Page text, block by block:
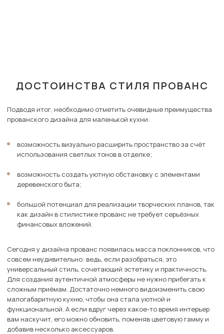
ДОСТОИНСТВА СТИЛЯ ПРОВАНС
Подводя итог, необходимо отметить очевидные преимущества
прованского дизайна для маленькой кухни:
возможность визуально расширить пространство за счёт
использования светлых тонов в отделке;
возможность создать уютную обстановку с элементами
деревенского быта;
большой потенциал для реализации творческих планов, так
как дизайн в стилистике прованс не требует серьёзных
финансовых вложений.
Сегодня у дизайна прованс появилась масса поклонников, что
совсем неудивительно: ведь, если разобраться, это
универсальный стиль, сочетающий эстетику и практичность.
Для создания аутентичной атмосферы не нужно прибегать к
сложным приёмам. Достаточно немного видоизменить свою
малогабаритную кухню, чтобы она стала уютной и
функциональной. А если вдруг через какое-то время интерьер
вам наскучит, его можно обновить, поменяв цветовую гамму и
добавив несколько аксессуаров.